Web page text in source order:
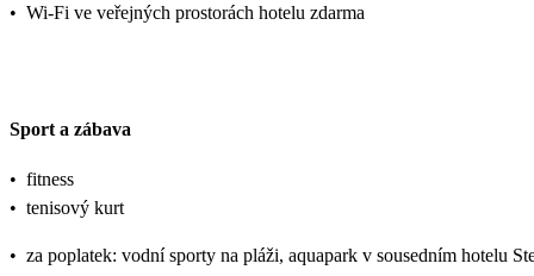
• Wi-Fi ve veřejných prostorách hotelu zdarma
Sport a zábava
• fitness
• tenisový kurt
• za poplatek: vodní sporty na pláži, aquapark v sousedním hotelu